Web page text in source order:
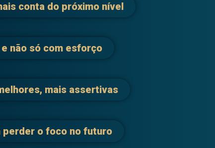
conta do próximo nível
não só com esforço
mais assertivas
perder o foco no futuro